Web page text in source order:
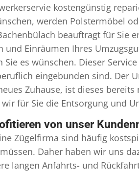
kostengünstig
werden Polstermöbel
beauftragt für Sie
und Einräumen Ihres
Sie es wünschen. Dieser
eingebunden sind. Der
Zuhause, ist dieses
für Sie die Entsorgung und
von unser
Zügelfirma sind häufig
Daher haben wir uns
langen Anfahrts- und